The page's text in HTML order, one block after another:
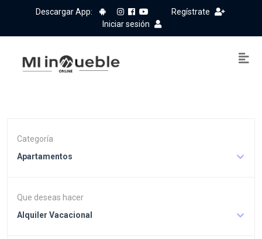
Descargar App:
Regístrate
Iniciar sesión
Categoría
Apartamentos
Que deseas hacer
Alquiler Vacacional